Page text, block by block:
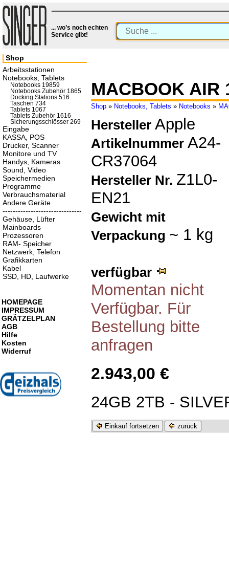
... wo’s noch echten
Service gibt!
MACBOOK AIR
Shop » Notebooks, Tablets » Notebooks »
Hersteller Apple
Artikelnummer A24-
CR37064
Hersteller Nr. Z1L0-
EN21
Gewicht mit
Verpackung ~ 1 kg
verfügbar
Momentan nicht
Verfügbar. Für
Bestellung bitte
anfragen
2.943,00 €
24GB 2TB -
Einkauf fortsetzen zurück
Shop
Arbeitsstationen
Notebooks, Tablets
Notebooks 19859
Notebooks Zubehör 1865
Docking Stations 516
Taschen 734
Tablets 1067
Tablets Zubehör 1616
Sicherungsschlösser 269
Eingabe
KASSA, POS
Drucker, Scanner
Monitore und TV
Handys, Kameras
Sound, Video
Speichermedien
Programme
Verbrauchsmaterial
Andere Geräte
-------------------------------
Gehäuse, Lüfter
Mainboards
Prozessoren
RAM- Speicher
Netzwerk, Telefon
Grafikkarten
Kabel
SSD, HD, Laufwerke
HOMEPAGE
IMPRESSUM
GRÄTZELPLAN
AGB
Hilfe
Kosten
Widerruf